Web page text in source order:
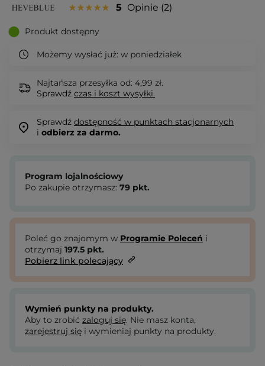
5 Opinie 2
Produkt dostępny
Możemy wysłać już: w poniedziałek
Najtańsza przesyłka od: 4,99 zł.
Sprawdź czas i koszt wysyłki.
Sprawdź dostępność w punktach stacjonarnych
i odbierz za darmo.
Program lojalnościowy
Po zakupie otrzymasz: 79 pkt.
Poleć go znajomym w Programie Poleceń i
otrzymaj 197.5 pkt.
Pobierz link polecający
Wymień punkty na produkty.
Aby to zrobić zaloguj się. Nie masz konta,
zarejestruj się i wymieniaj punkty na produkty.